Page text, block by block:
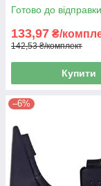
"Елегант"(2шт)
Готово до відправки
133,97 ₴/
142,53 ₴/комплект
Купити
–6%